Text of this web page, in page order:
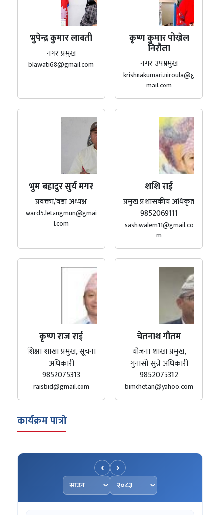
भुपेन्द्र कुमार लावती
नगर प्रमुख
blawati68@gmail.com
कृ्ष्ण कुमार पोख्रेल
निरौला
नगर उपम्रमुख
krishnakumari.niroula@g
mail.com
भुम बहादुर सुर्य मगर
प्रवक्ता/वडा अध्यक्ष
ward5.letangmun@gmai
l.com
शशि राई
प्रमुख प्रशासकीय अधिकृत
9852069111
sashiwalem11@gmail.co
m
कृष्ण राज राई
शिक्षा शाखा प्रमुख, सूचना
अधिकारी
9852075313
raisbid@gmail.com
चेतनाथ गौतम
योजना शाखा प्रमुख,
गुनासो सुन्ने अधिकारी
9852075312
bimchetan@yahoo.com
कार्यक्रम पात्रो
‹
महिना चयन गर्नुहोस्
वर्ष चयन गर्नुहोस्
›